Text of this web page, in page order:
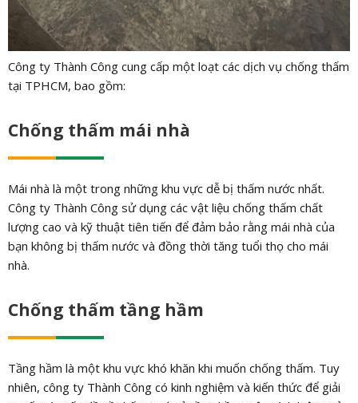
Công ty Thành Công cung cấp một loạt các dịch vụ chống thấm
tại TPHCM, bao gồm:
Chống thấm mái nhà
Mái nhà là một trong những khu vực dễ bị thấm nước nhất.
Công ty Thành Công sử dụng các vật liệu chống thấm chất
lượng cao và kỹ thuật tiên tiến để đảm bảo rằng mái nhà của
bạn không bị thấm nước và đồng thời tăng tuổi thọ cho mái
nhà.
Chống thấm tầng hầm
Tầng hầm là một khu vực khó khăn khi muốn chống thấm. Tuy
nhiên, công ty Thành Công có kinh nghiệm và kiến thức để giải